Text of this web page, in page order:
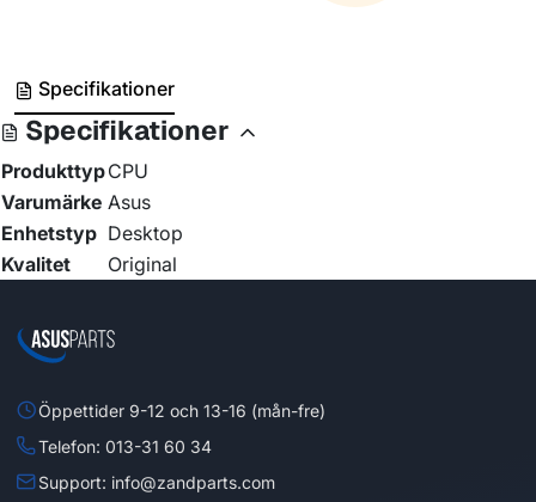
Specifikationer
Specifikationer
ProdukttypCPU
Varumärke Asus
Enhetstyp Desktop
Kvalitet
Original
Öppettider 9-12 och 13-16 (mån-fre)
Telefon: 013-31 60 34
Support: info@zandparts.com